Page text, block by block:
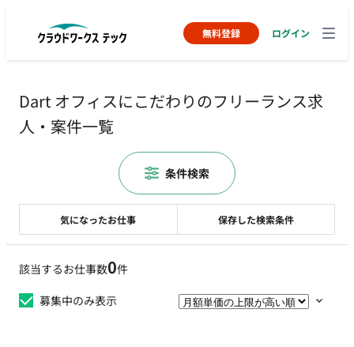
無料登録 ログイン
Dart オフィスにこだわりのフリーランス求
人・案件一覧
該当するお仕事数0件
募集中のみ表示
気になったお仕事 保存した検索条件
条件検索